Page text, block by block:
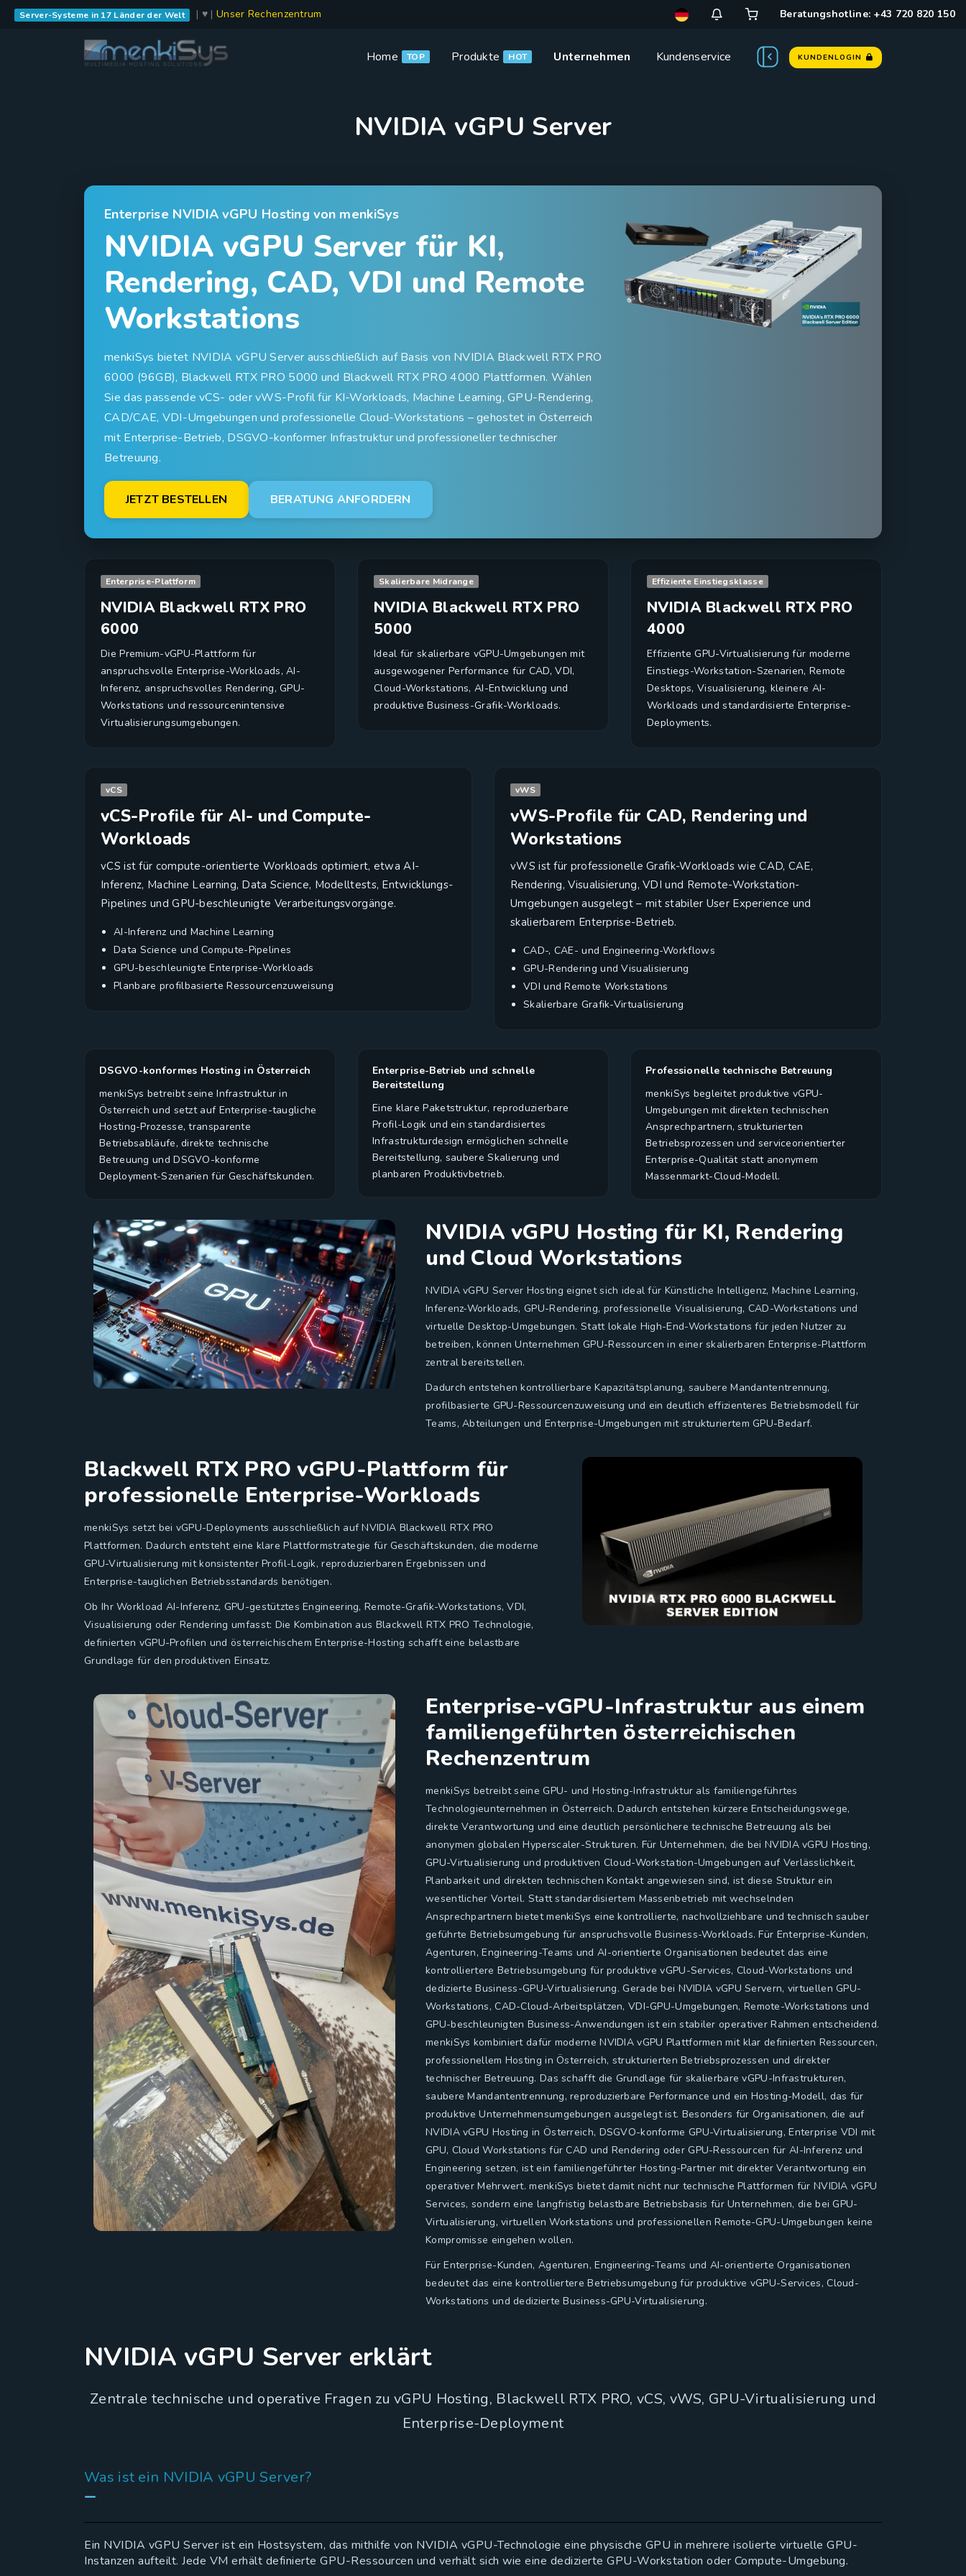
Server-Systeme in 17 Länder der Welt | ♥ | Unser Rechenzentrum Beratungshotline: +43 720 820 150
Home TOP Produkte HOT Unternehmen Kundenservice KUNDENLOGIN
NVIDIA vGPU Server
Enterprise NVIDIA vGPU Hosting von menkiSys
NVIDIA vGPU Server für KI,
Rendering, CAD, VDI und Remote
Workstations
menkiSys bietet NVIDIA vGPU Server ausschließlich auf Basis von NVIDIA Blackwell RTX PRO
6000 (96GB), Blackwell RTX PRO 5000 und Blackwell RTX PRO 4000 Plattformen. Wählen
Sie das passende vCS- oder vWS-Profil für KI-Workloads, Machine Learning, GPU-Rendering,
CAD/CAE, VDI-Umgebungen und professionelle Cloud-Workstations – gehostet in Österreich
mit Enterprise-Betrieb, DSGVO-konformer Infrastruktur und professioneller technischer
Betreuung.
JETZT BESTELLEN BERATUNG ANFORDERN
Enterprise-Plattform
NVIDIA Blackwell RTX PRO
6000
Die Premium-vGPU-Plattform für
anspruchsvolle Enterprise-Workloads, AI-
Inferenz, anspruchsvolles Rendering, GPU-
Workstations und ressourcenintensive
Virtualisierungsumgebungen.
Skalierbare Midrange
NVIDIA Blackwell RTX PRO
5000
Ideal für skalierbare vGPU-Umgebungen mit
ausgewogener Performance für CAD, VDI,
Cloud-Workstations, AI-Entwicklung und
produktive Business-Grafik-Workloads.
Effiziente Einstiegsklasse
NVIDIA Blackwell RTX PRO
4000
Effiziente GPU-Virtualisierung für moderne
Einstiegs-Workstation-Szenarien, Remote
Desktops, Visualisierung, kleinere AI-
Workloads und standardisierte Enterprise-
Deployments.
vCS
vCS-Profile für AI- und Compute-
Workloads
vCS ist für compute-orientierte Workloads optimiert, etwa AI-
Inferenz, Machine Learning, Data Science, Modelltests, Entwicklungs-
Pipelines und GPU-beschleunigte Verarbeitungsvorgänge.
AI-Inferenz und Machine Learning
Data Science und Compute-Pipelines
GPU-beschleunigte Enterprise-Workloads
Planbare profilbasierte Ressourcenzuweisung
vWS
vWS-Profile für CAD, Rendering und
Workstations
vWS ist für professionelle Grafik-Workloads wie CAD, CAE,
Rendering, Visualisierung, VDI und Remote-Workstation-
Umgebungen ausgelegt – mit stabiler User Experience und
skalierbarem Enterprise-Betrieb.
CAD-, CAE- und Engineering-Workflows
GPU-Rendering und Visualisierung
VDI und Remote Workstations
Skalierbare Grafik-Virtualisierung
DSGVO-konformes Hosting in Österreich
menkiSys betreibt seine Infrastruktur in
Österreich und setzt auf Enterprise-taugliche
Hosting-Prozesse, transparente
Betriebsabläufe, direkte technische
Betreuung und DSGVO-konforme
Deployment-Szenarien für Geschäftskunden.
Enterprise-Betrieb und schnelle
Bereitstellung
Eine klare Paketstruktur, reproduzierbare
Profil-Logik und ein standardisiertes
Infrastrukturdesign ermöglichen schnelle
Bereitstellung, saubere Skalierung und
planbaren Produktivbetrieb.
Professionelle technische Betreuung
menkiSys begleitet produktive vGPU-
Umgebungen mit direkten technischen
Ansprechpartnern, strukturierten
Betriebsprozessen und serviceorientierter
Enterprise-Qualität statt anonymem
Massenmarkt-Cloud-Modell.
NVIDIA vGPU Hosting für KI, Rendering
und Cloud Workstations
NVIDIA vGPU Server Hosting eignet sich ideal für Künstliche Intelligenz, Machine Learning,
Inferenz-Workloads, GPU-Rendering, professionelle Visualisierung, CAD-Workstations und
virtuelle Desktop-Umgebungen. Statt lokale High-End-Workstations für jeden Nutzer zu
betreiben, können Unternehmen GPU-Ressourcen in einer skalierbaren Enterprise-Plattform
zentral bereitstellen.
Dadurch entstehen kontrollierbare Kapazitätsplanung, saubere Mandantentrennung,
profilbasierte GPU-Ressourcenzuweisung und ein deutlich effizienteres Betriebsmodell für
Teams, Abteilungen und Enterprise-Umgebungen mit strukturiertem GPU-Bedarf.
Blackwell RTX PRO vGPU-Plattform für
professionelle Enterprise-Workloads
menkiSys setzt bei vGPU-Deployments ausschließlich auf NVIDIA Blackwell RTX PRO
Plattformen. Dadurch entsteht eine klare Plattformstrategie für Geschäftskunden, die moderne
GPU-Virtualisierung mit konsistenter Profil-Logik, reproduzierbaren Ergebnissen und
Enterprise-tauglichen Betriebsstandards benötigen.
Ob Ihr Workload AI-Inferenz, GPU-gestütztes Engineering, Remote-Grafik-Workstations, VDI,
Visualisierung oder Rendering umfasst: Die Kombination aus Blackwell RTX PRO Technologie,
definierten vGPU-Profilen und österreichischem Enterprise-Hosting schafft eine belastbare
Grundlage für den produktiven Einsatz.
Enterprise-vGPU-Infrastruktur aus einem
familiengeführten österreichischen
Rechenzentrum
menkiSys betreibt seine GPU- und Hosting-Infrastruktur als familiengeführtes
Technologieunternehmen in Österreich. Dadurch entstehen kürzere Entscheidungswege,
direkte Verantwortung und eine deutlich persönlichere technische Betreuung als bei
anonymen globalen Hyperscaler-Strukturen. Für Unternehmen, die bei NVIDIA vGPU Hosting,
GPU-Virtualisierung und produktiven Cloud-Workstation-Umgebungen auf Verlässlichkeit,
Planbarkeit und direkten technischen Kontakt angewiesen sind, ist diese Struktur ein
wesentlicher Vorteil. Statt standardisiertem Massenbetrieb mit wechselnden
Ansprechpartnern bietet menkiSys eine kontrollierte, nachvollziehbare und technisch sauber
geführte Betriebsumgebung für anspruchsvolle Business-Workloads. Für Enterprise-Kunden,
Agenturen, Engineering-Teams und AI-orientierte Organisationen bedeutet das eine
kontrolliertere Betriebsumgebung für produktive vGPU-Services, Cloud-Workstations und
dedizierte Business-GPU-Virtualisierung. Gerade bei NVIDIA vGPU Servern, virtuellen GPU-
Workstations, CAD-Cloud-Arbeitsplätzen, VDI-GPU-Umgebungen, Remote-Workstations und
GPU-beschleunigten Business-Anwendungen ist ein stabiler operativer Rahmen entscheidend.
menkiSys kombiniert dafür moderne NVIDIA vGPU Plattformen mit klar definierten Ressourcen,
professionellem Hosting in Österreich, strukturierten Betriebsprozessen und direkter
technischer Betreuung. Das schafft die Grundlage für skalierbare vGPU-Infrastrukturen,
saubere Mandantentrennung, reproduzierbare Performance und ein Hosting-Modell, das für
produktive Unternehmensumgebungen ausgelegt ist. Besonders für Organisationen, die auf
NVIDIA vGPU Hosting in Österreich, DSGVO-konforme GPU-Virtualisierung, Enterprise VDI mit
GPU, Cloud Workstations für CAD und Rendering oder GPU-Ressourcen für AI-Inferenz und
Engineering setzen, ist ein familiengeführter Hosting-Partner mit direkter Verantwortung ein
operativer Mehrwert. menkiSys bietet damit nicht nur technische Plattformen für NVIDIA vGPU
Services, sondern eine langfristig belastbare Betriebsbasis für Unternehmen, die bei GPU-
Virtualisierung, virtuellen Workstations und professionellen Remote-GPU-Umgebungen keine
Kompromisse eingehen wollen.
Für Enterprise-Kunden, Agenturen, Engineering-Teams und AI-orientierte Organisationen
bedeutet das eine kontrolliertere Betriebsumgebung für produktive vGPU-Services, Cloud-
Workstations und dedizierte Business-GPU-Virtualisierung.
NVIDIA vGPU Server erklärt
Zentrale technische und operative Fragen zu vGPU Hosting, Blackwell RTX PRO, vCS, vWS, GPU-Virtualisierung und
Enterprise-Deployment
Was ist ein NVIDIA vGPU Server?
Ein NVIDIA vGPU Server ist ein Hostsystem, das mithilfe von NVIDIA vGPU-Technologie eine physische GPU in mehrere isolierte virtuelle GPU-
Instanzen aufteilt. Jede VM erhält definierte GPU-Ressourcen und verhält sich wie eine dedizierte GPU-Workstation oder Compute-Umgebung.